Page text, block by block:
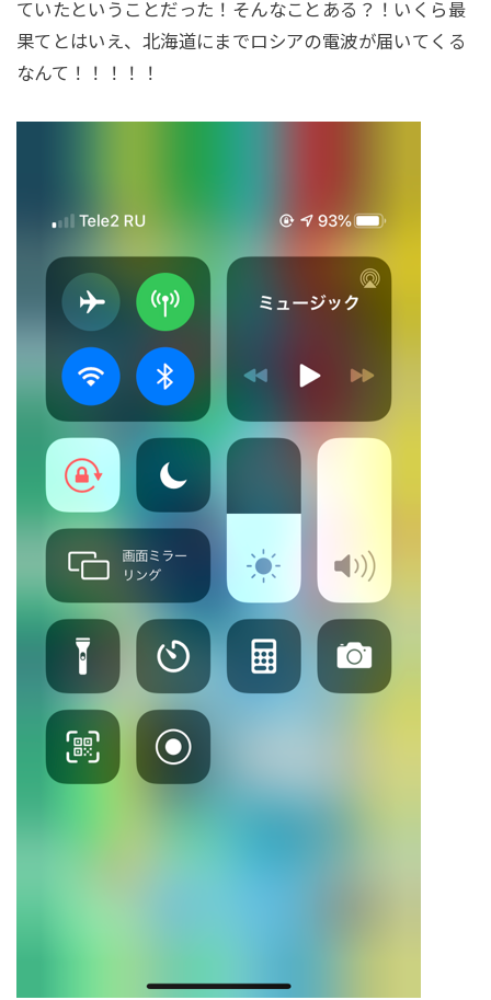
ていたということだった！そんなことある？！いくら最
果てとはいえ、北海道にまでロシアの電波が届いてくる
なんて！！！！！